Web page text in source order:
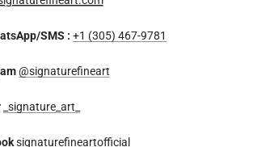
SMS : +1 (305) 467-9781
@signaturefineart
_signature_art_
signaturefineartofficial